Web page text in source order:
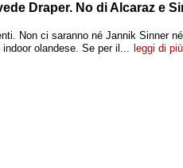
Draper. No di Alcaraz e
Non ci saranno né Jannik Sinner
olandese. Se per il... leggi di